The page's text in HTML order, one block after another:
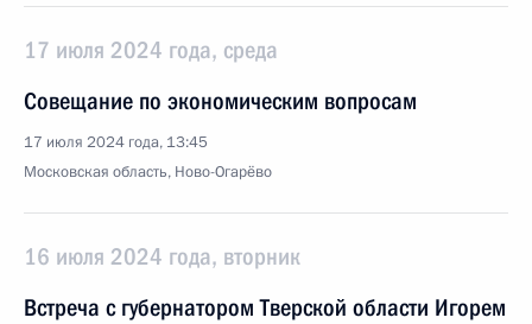
17 июля 2024 года, среда
Совещание по экономическим вопросам
17 июля 2024 года, 13:45
Московская область, Ново-Огарёво
16 июля 2024 года, вторник
Встреча с губернатором Тверской области Игорем